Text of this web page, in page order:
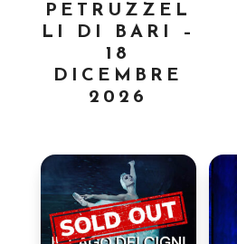
PETRUZZEL
LI DI BARI –
18
DICEMBRE
2026